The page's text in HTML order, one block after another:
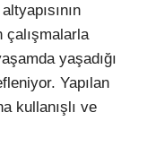
çalışmalarla
yaşadığı
Yapılan
kullanışlı ve